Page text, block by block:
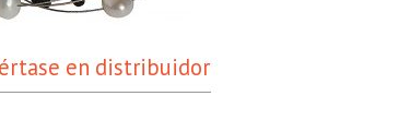
en distribuidor